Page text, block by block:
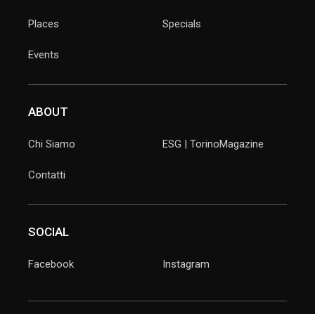
Places
Events
Specials
ABOUT
Chi Siamo
Contatti
ESG | TorinoMagazine
SOCIAL
Facebook Instagram